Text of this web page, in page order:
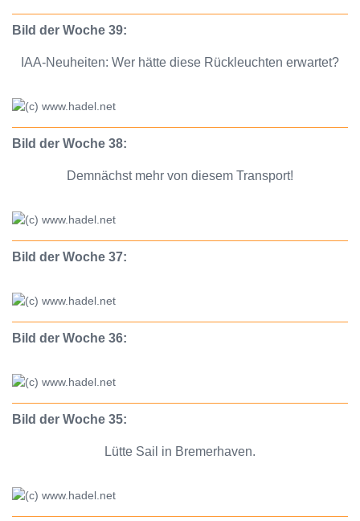
Bild der Woche 39:
IAA-Neuheiten: Wer hätte diese Rückleuchten erwartet?
Bild der Woche 38:
Demnächst mehr von diesem Transport!
Bild der Woche 37:
Bild der Woche 36:
Bild der Woche 35:
Lütte Sail in Bremerhaven.